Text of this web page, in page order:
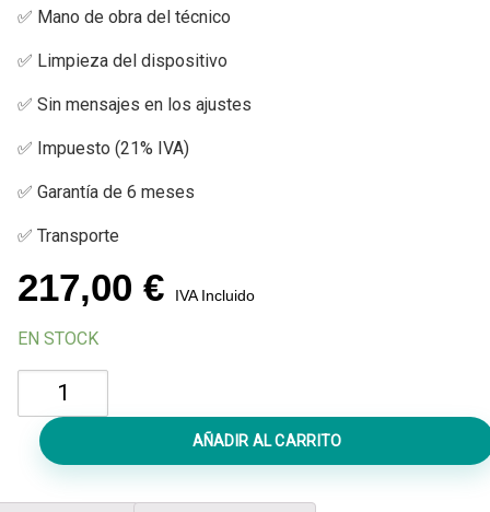
✅ Mano de obra del técnico
✅ Limpieza del dispositivo
✅ Sin mensajes en los ajustes
✅ Impuesto (21% IVA)
✅ Garantía de 6 meses
✅ Transporte
217,00 € IVA Incluido
EN STOCK
Cambiar
iPhone
AÑADIR AL CARRITO